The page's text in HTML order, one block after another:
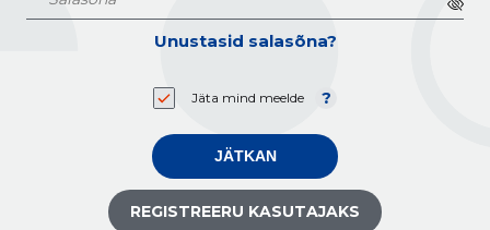
Unustasid salasõna?
Jäta mind meelde
JÄTKAN
REGISTREERU KASUTAJAKS